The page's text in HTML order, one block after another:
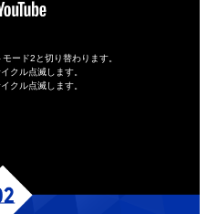
ード2と切り替わります。
クル点滅します。
クル点滅します。